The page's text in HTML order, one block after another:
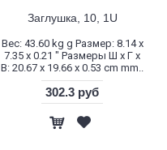
Заглушка, 10, 1U
Вес: 43.60 kg g Размер: 8.14 x
7.35 x 0.21 " Размеры Ш х Г х
В: 20.67 x 19.66 x 0.53 cm mm..
302.3 руб